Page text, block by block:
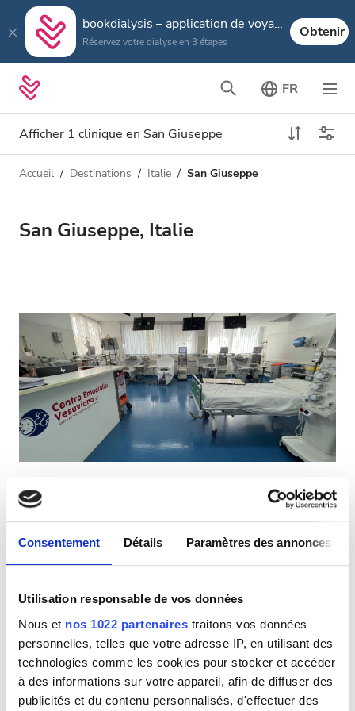
Consentement Détails Paramètres des annonces
Utilisation responsable de vos données
Nous et nos 1022 partenaires traitons vos données
personnelles, telles que votre adresse IP, en utilisant des
technologies comme les cookies pour stocker et accéder
à des informations sur votre appareil, afin de diffuser des
publicités et du contenu personnalisés, d'effectuer des
bookdialysis – application de voyage
Réservez votre dialyse en 3 étapes
Obtenir
FR
Afficher 1 clinique en San Giuseppe
Type de dialyse
Toutes les dialyses
Accepte
Patients porteurs du VIH
Patients porteurs de l’hépatite B
Patients porteurs de l’hépatite C
Équipements
Rafraîchissements
Wi-Fi gratuit
Écrans TV
Transfert gratuit
Distance
Accueil Destinations Italie San Giuseppe
San Giuseppe, Italie
Nefrocenter Centro Emodialisi Vesuviana
s.r.l.
San Giuseppe, Italie
0,34 km du centre-ville
Rafraîchissements Wi-Fi gratuit
Écrans TV
Par traitement
Dialyse HD 250 €
Dialyse HDF 250 €
Réserver